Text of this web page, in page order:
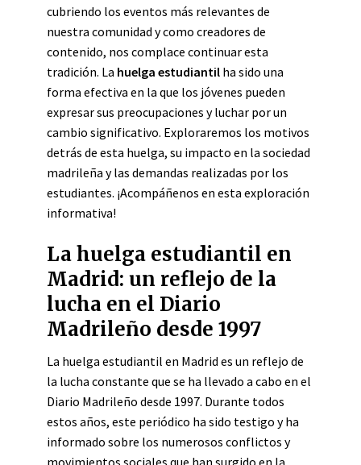
cubriendo los eventos más relevantes de
nuestra comunidad y como creadores de
contenido, nos complace continuar esta
tradición. La huelga estudiantil ha sido una
forma efectiva en la que los jóvenes pueden
expresar sus preocupaciones y luchar por un
cambio significativo. Exploraremos los motivos
detrás de esta huelga, su impacto en la sociedad
madrileña y las demandas realizadas por los
estudiantes. ¡Acompáñenos en esta exploración
informativa!
La huelga estudiantil en
Madrid: un reflejo de la
lucha en el Diario
Madrileño desde 1997
La huelga estudiantil en Madrid es un reflejo de
la lucha constante que se ha llevado a cabo en el
Diario Madrileño desde 1997. Durante todos
estos años, este periódico ha sido testigo y ha
informado sobre los numerosos conflictos y
movimientos sociales que han surgido en la